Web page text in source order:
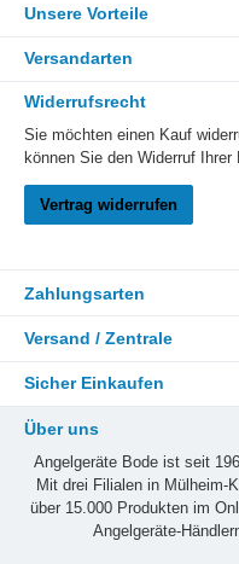
Unsere Vorteile
Versandarten
Widerrufsrecht
Sie möchten einen Kauf
können Sie den Widerruf
Vertrag widerrufen
Zahlungsarten
Versand / Zentrale
Sicher Einkaufen
Über uns
Angelgeräte Bode ist seit
Mit drei Filialen in Mülheim-
über 15.000 Produkten im
Angelgeräte-